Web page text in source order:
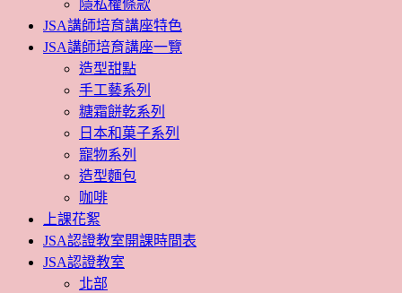
隱私權條款
JSA講師培育講座特色
JSA講師培育講座一覽
造型甜點
手工藝系列
糖霜餅乾系列
日本和菓子系列
寵物系列
造型麵包
咖啡
上課花絮
JSA認證教室開課時間表
JSA認證教室
北部